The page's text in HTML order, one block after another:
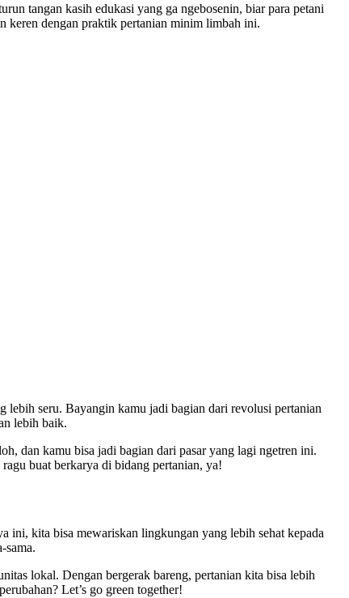
tangan kasih edukasi yang ga ngebosenin, biar para petani
keren dengan praktik pertanian minim limbah ini.
lebih seru. Bayangin kamu jadi bagian dari revolusi pertanian
lebih baik.
dan kamu bisa jadi bagian dari pasar yang lagi ngetren ini.
buat berkarya di bidang pertanian, ya!
ini, kita bisa mewariskan lingkungan yang lebih sehat kepada
sama.
lokal. Dengan bergerak bareng, pertanian kita bisa lebih
Let’s go green together!